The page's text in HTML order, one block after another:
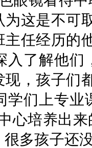
这是不可
任经历的
入了解他
，孩子们
学们上专
心培养出
多孩子还